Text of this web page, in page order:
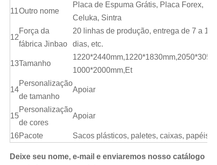
11Outro nome
Placa de Espuma Grátis, Placa Forex,
Celuka, Sintra
12
Força da
fábrica Jinbao
20 linhas de produção, entrega de 7 a 10
dias, etc.
13Tamanho
1000*2000mm,Et
14
Personalização
de tamanho
Apoiar
15
Personalização
de cores
Apoiar
16Pacote Sacos plásticos, paletes, caixas, papéis
Deixe seu nome, e-mail e enviaremos nosso catálogo